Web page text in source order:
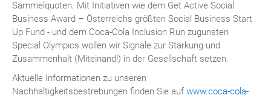
Sammelquoten. Mit Initiativen wie dem Get Active Social
Business Award – Österreichs größten Social Business Start
Up Fund - und dem Coca-Cola Inclusion Run zugunsten
Special Olympics wollen wir Signale zur Stärkung und
Zusammenhalt (Miteinand!) in der Gesellschaft setzen.
Aktuelle Informationen zu unseren
Nachhaltigkeitsbestrebungen finden Sie auf www.coca-cola-